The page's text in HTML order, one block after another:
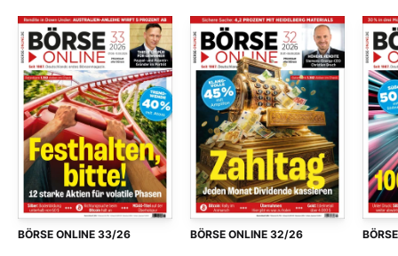
BÖRSE ONLINE 33/26 BÖRSE ONLINE 32/26